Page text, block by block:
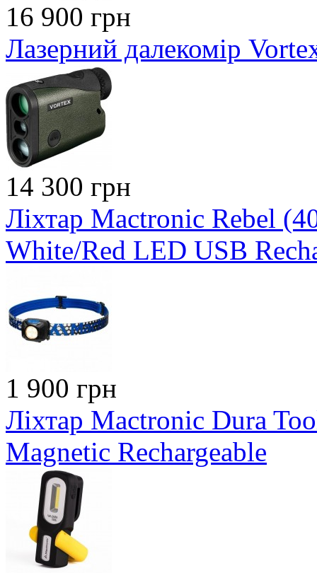
16 900 грн
Лазерний далекомір
14 300 грн
Ліхтар Mactronic Rebel
White/Red LED USB
1 900 грн
Ліхтар Mactronic Dura
Magnetic Rechargeable